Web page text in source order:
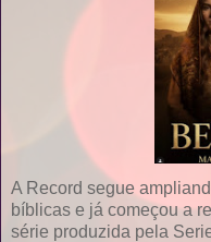
A Record segue
bíblicas e já começou a
série produzida pela